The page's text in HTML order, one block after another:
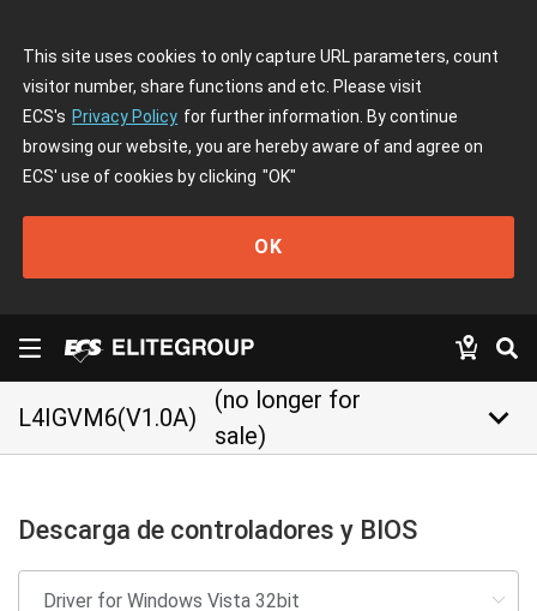
This site uses cookies to only capture URL parameters, count
visitor number, share functions and etc. Please visit
ECS's Privacy Policy for further information. By continue
browsing our website, you are hereby aware of and agree on
ECS' use of cookies by clicking "OK"
OK
L4IGVM6(V1.0A)
(no longer for
sale)
keyboard_arrow_down
Descarga de controladores y BIOS